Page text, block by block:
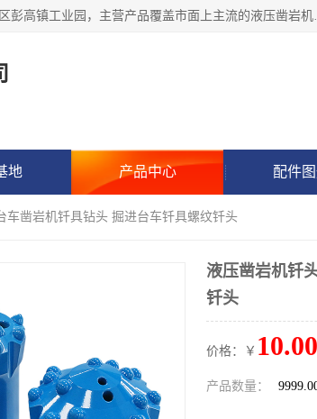
江西隧矿车辆技术服务有限公司始建于2017年，位于萍乡经济技术
地 产品中心 配件
车凿岩机钎具钻头 掘进台车钎具螺纹钎头
液压凿岩机钎
钎头
价格：￥ 10.00
产品数量：